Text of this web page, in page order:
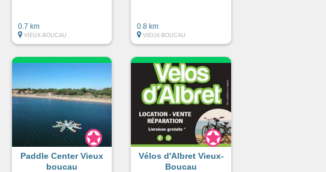
0.7 km
VIEUX-BOUCAU
0.8 km
VIEUX-BOUCAU
Paddle Center Vieux
boucau
Vélos d'Albret Vieux-
Boucau